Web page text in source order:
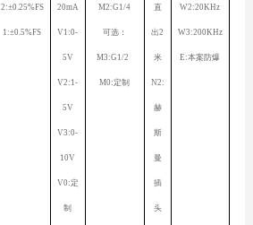
2:±0.25%FS
1:±0.5%FS
20mA
V1:0-
5V
V2:1-
5V
V3:0-
10V
V0:定
制
M2:G1/4
可选：
M3:G1/2
M0:定制
直
出2
米
N2:
赫
斯
曼
插
头
W2:20KHz
W3:200KHz
E:本案防爆